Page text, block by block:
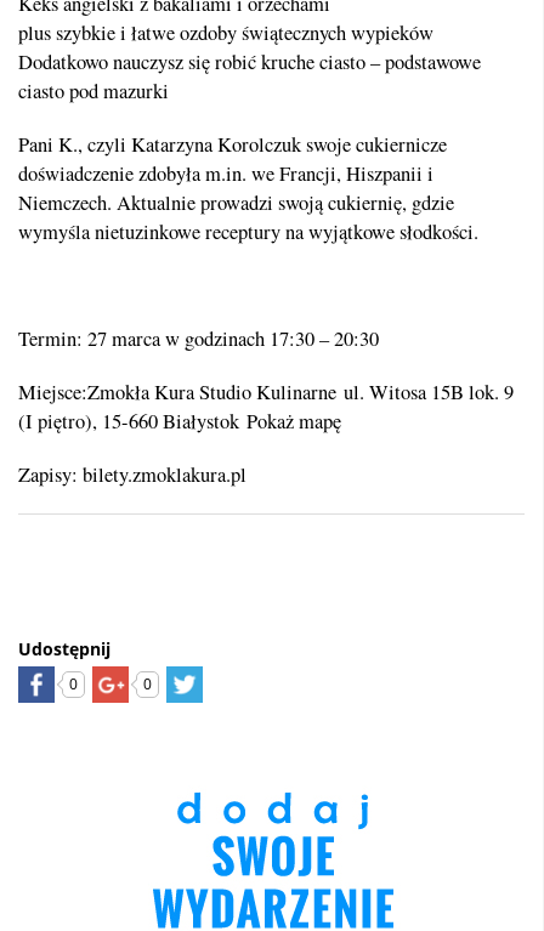
plus szybkie i łatwe ozdoby świątecznych wypieków
Dodatkowo nauczysz się robić kruche ciasto – podstawowe
ciasto pod mazurki
Pani K., czyli Katarzyna Korolczuk swoje cukiernicze
doświadczenie zdobyła m.in. we Francji, Hiszpanii i
Niemczech. Aktualnie prowadzi swoją cukiernię, gdzie
wymyśla nietuzinkowe receptury na wyjątkowe słodkości.
Termin: 27 marca w godzinach 17:30 – 20:30
Miejsce:Zmokła Kura Studio Kulinarne ul. Witosa 15B lok. 9
(I piętro), 15-660 Białystok Pokaż mapę
Zapisy: bilety.zmoklakura.pl
Udostępnij
0 0